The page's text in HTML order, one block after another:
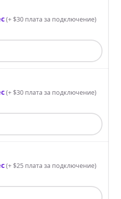
(+ $30 плата за подключение)
(+ $30 плата за подключение)
(+ $25 плата за подключение)